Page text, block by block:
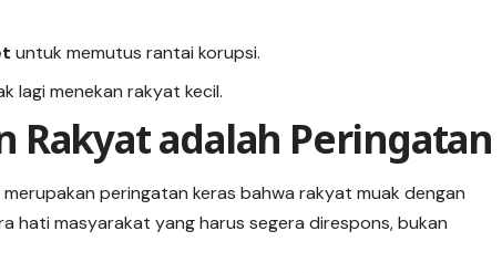
untuk memutus rantai korupsi.
lagi menekan rakyat kecil.
Rakyat adalah Peringatan
merupakan peringatan keras bahwa rakyat muak dengan
hati masyarakat yang harus segera direspons, bukan